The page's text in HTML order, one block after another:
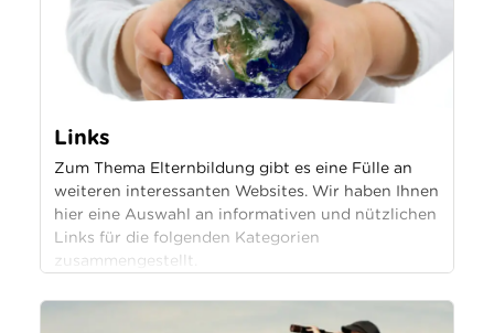
Links
Zum Thema Elternbildung gibt es eine Fülle an
weiteren interessanten Websites. Wir haben Ihnen
hier eine Auswahl an informativen und nützlichen
Links für die folgenden Kategorien
zusammengestellt.